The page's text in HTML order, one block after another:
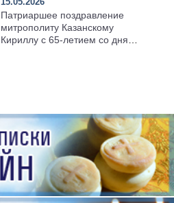
Патриаршее поздравление
митрополиту Казанскому
Кириллу с 65-летием со дня